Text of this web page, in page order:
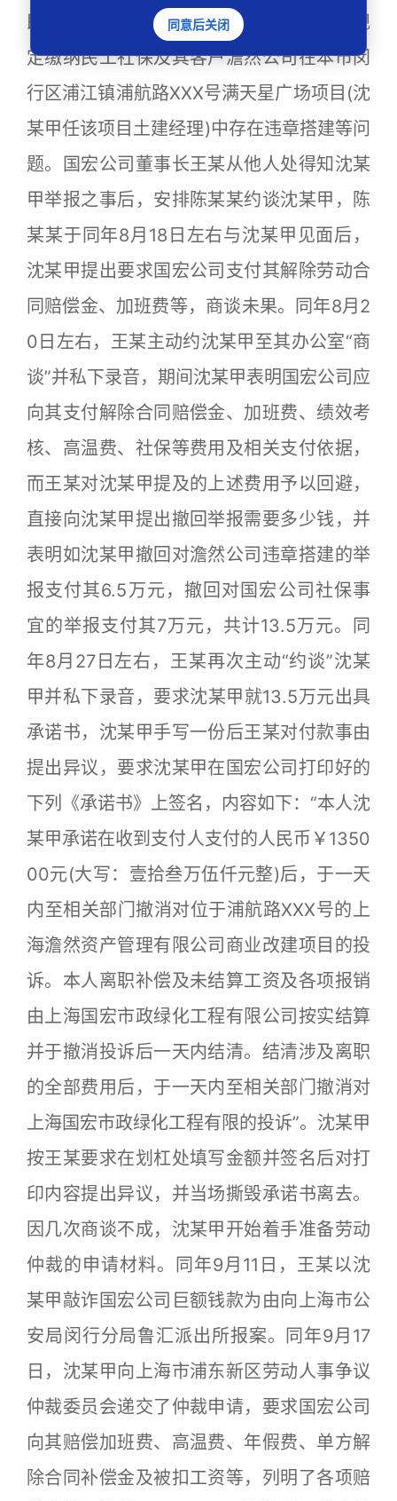
即开始陆续向相关部门举报国宏公司未按规
定缴纳民工社保及其客户澹然公司在本市闵
行区浦江镇浦航路XXX号满天星广场项目(沈
某甲任该项目土建经理)中存在违章搭建等问
题。国宏公司董事长王某从他人处得知沈某
甲举报之事后，安排陈某某约谈沈某甲，陈
某某于同年8月18日左右与沈某甲见面后，
沈某甲提出要求国宏公司支付其解除劳动合
同赔偿金、加班费等，商谈未果。同年8月2
0日左右，王某主动约沈某甲至其办公室“商
谈”并私下录音，期间沈某甲表明国宏公司应
向其支付解除合同赔偿金、加班费、绩效考
核、高温费、社保等费用及相关支付依据，
而王某对沈某甲提及的上述费用予以回避，
直接向沈某甲提出撤回举报需要多少钱，并
表明如沈某甲撤回对澹然公司违章搭建的举
报支付其6.5万元，撤回对国宏公司社保事
宜的举报支付其7万元，共计13.5万元。同
年8月27日左右，王某再次主动“约谈”沈某
甲并私下录音，要求沈某甲就13.5万元出具
承诺书，沈某甲手写一份后王某对付款事由
提出异议，要求沈某甲在国宏公司打印好的
下列《承诺书》上签名，内容如下：“本人沈
某甲承诺在收到支付人支付的人民币￥1350
00元(大写：壹拾叁万伍仟元整)后，于一天
内至相关部门撤消对位于浦航路XXX号的上
海澹然资产管理有限公司商业改建项目的投
诉。本人离职补偿及未结算工资及各项报销
由上海国宏市政绿化工程有限公司按实结算
并于撤消投诉后一天内结清。结清涉及离职
的全部费用后，于一天内至相关部门撤消对
上海国宏市政绿化工程有限的投诉”。沈某甲
按王某要求在划杠处填写金额并签名后对打
印内容提出异议，并当场撕毁承诺书离去。
因几次商谈不成，沈某甲开始着手准备劳动
仲裁的申请材料。同年9月11日，王某以沈
某甲敲诈国宏公司巨额钱款为由向上海市公
安局闵行分局鲁汇派出所报案。同年9月17
日，沈某甲向上海市浦东新区劳动人事争议
仲裁委员会递交了仲裁申请，要求国宏公司
向其赔偿加班费、高温费、年假费、单方解
除合同补偿金及被扣工资等，列明了各项赔
同意后关闭